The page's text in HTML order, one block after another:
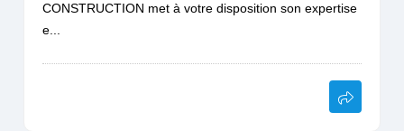
CONSTRUCTION met à votre disposition son expertise
e...